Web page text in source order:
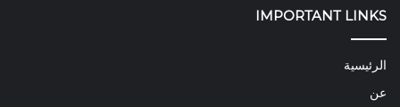
IMPORTANT LINKS
الرئيسية
عن